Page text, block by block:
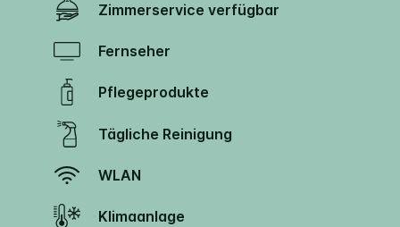
Zimmerservice verfügbar
Fernseher
Pflegeprodukte
Tägliche Reinigung
WLAN
Klimaanlage